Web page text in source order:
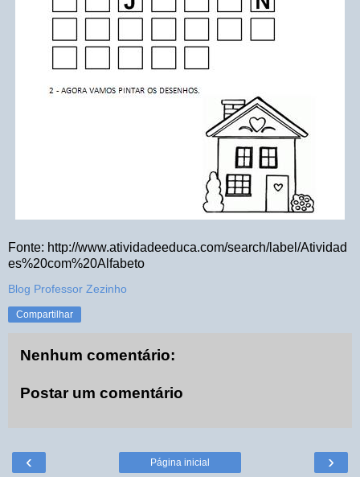
Fonte: http://www.atividadeeduca.com/search/label/Atividad
es%20com%20Alfabeto
Blog Professor Zezinho
Compartilhar
Nenhum comentário:
Postar um comentário
‹ ›
Página inicial